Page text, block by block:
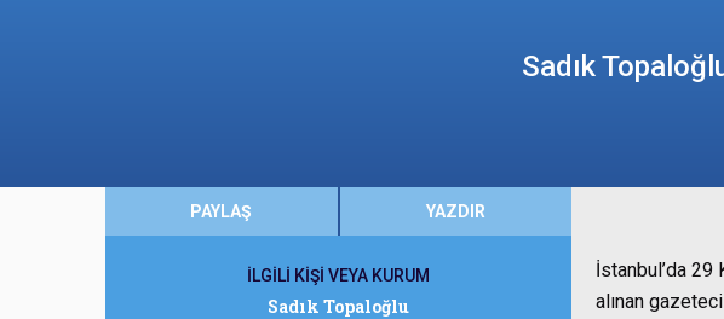
Sadık
PAYLAŞ YAZDIR
İLGİLİ KİŞİ VEYA KURUM
Sadık Topaloğlu
İstanbul’da 29
alınan